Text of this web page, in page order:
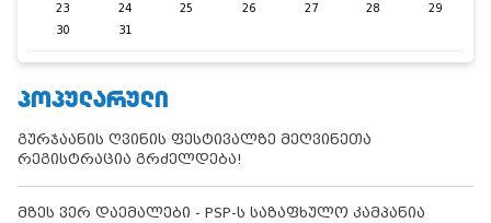
23
24 25 26 27 28
29
30
31
ᲞᲝᲞᲣᲚᲐᲠᲣᲚᲘ
გურჯაანის ღვინის ფესტივალზე მეღვინეთა
რეგისტრაცია გრძელდება!
მზეს ვერ დაემალები - PSP-ს საზაფხულო კამპანია